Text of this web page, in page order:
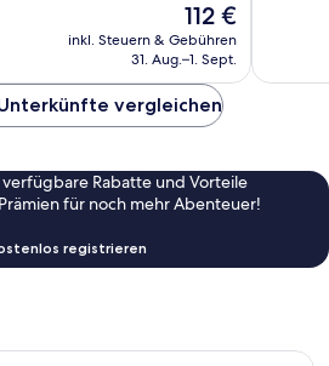
Der
Preis
beträgt
112 €
inkl. Steuern & Gebühren
31. Aug.–1. Sept.
vergleichen
Rabatte und Vorteile
für noch mehr Abenteuer!
registrieren